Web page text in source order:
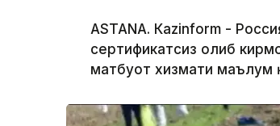
ASTANА. Кazinform -
сертификатсиз олиб
матбуот хизмати маълум